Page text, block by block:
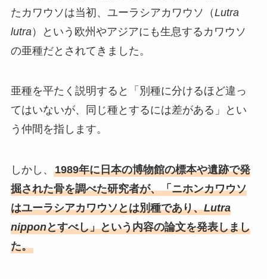
たカワウソは当初、ユーラシアカワウソ（Lutra
lutra ）という欧州やアジアにも生息するカワウソ
の亜種だとされてきました。
亜種を平たく説明すると「別種に分けるほど違っ
てはいないが、同じ種とするには差がある」とい
う仲間を指します。
しかし、 1989年に日本の博物館の標本や遺跡で発
掘された骨を調べた研究者が、「ニホンカワウソ
はユーラシアカワウソとは別種であり、Lutra
nipponとすべし」という内容の論文を発表しまし
た。